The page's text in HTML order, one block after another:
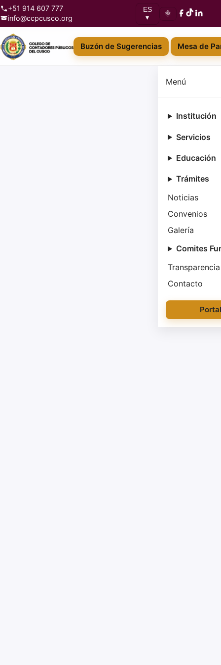
+51 914 607 777
info@ccpcusco.org
ES
▾
🌞
Buzón de Sugerencias Mesa de
Menú
Institución
Servicios
Educación
Trámites
Noticias
Convenios
Galería
Comites
Transparencia
Contacto